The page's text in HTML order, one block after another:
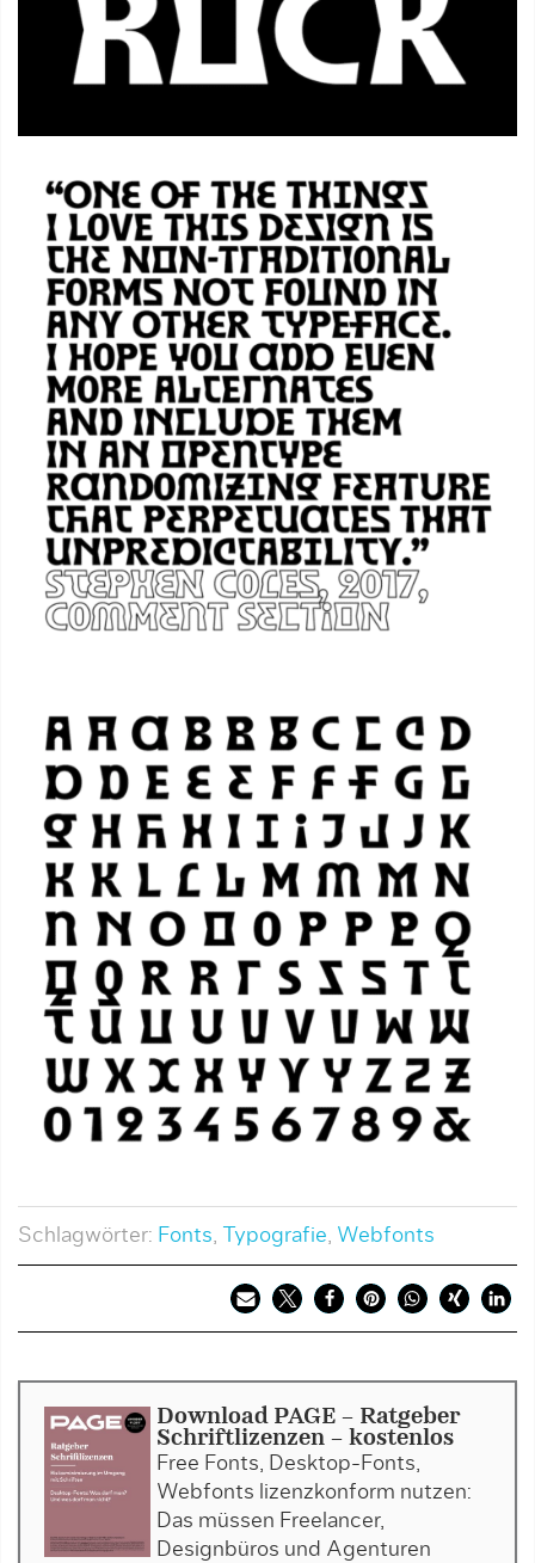
Schlagwörter: Fonts, Typografie, Webfonts
Download PAGE - Ratgeber
Schriftlizenzen - kostenlos
Free Fonts, Desktop-Fonts,
Webfonts lizenzkonform nutzen:
Das müssen Freelancer,
Designbüros und Agenturen